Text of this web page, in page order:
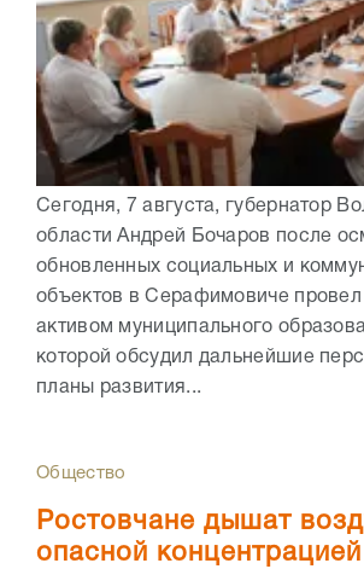
Сегодня, 7 августа, губернатор
области Андрей Бочаров после
обновленных социальных и
объектов в Серафимовиче провел
активом муниципального
которой обсудил дальнейшие
планы развития...
Общество
Ростовчане дышат
опасной концентрацией